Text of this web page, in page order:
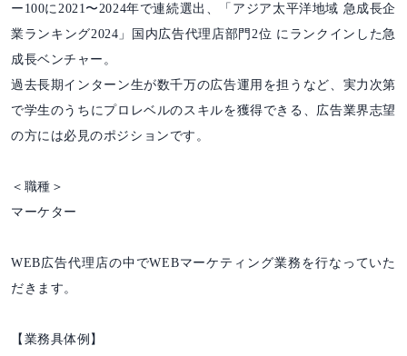
ー100に2021〜2024年で連続選出、「アジア太平洋地域 急成長企
業ランキング2024」国内広告代理店部門2位 にランクインした急
成長ベンチャー。
過去長期インターン生が数千万の広告運用を担うなど、実力次第
で学生のうちにプロレベルのスキルを獲得できる、広告業界志望
の方には必見のポジションです。
＜職種＞
マーケター
WEB広告代理店の中でWEBマーケティング業務を行なっていた
だきます。
【業務具体例】